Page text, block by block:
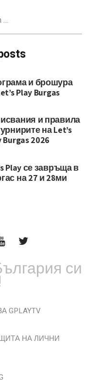
и брошура
Play Burgas
и правила
на Let’s
Burgas 2026
Play се завръща в
на 27 и 28ми
си
GPLAYTV
НА ЛИЧНИ